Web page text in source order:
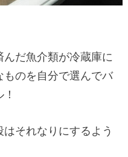
だ魚介類が冷蔵庫に
のを自分で選んでバ
それなりにするよう